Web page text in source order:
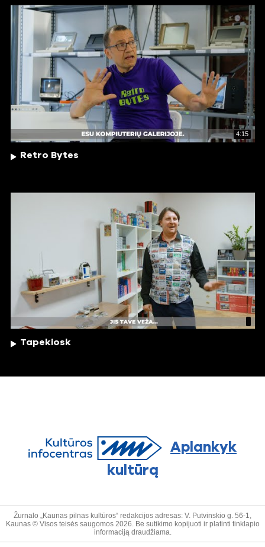
4:15
Retro Bytes
Tapekiosk
Aplankyk
kultūrą
Žurnalo „Kaunas pilnas kultūros“ redakcijos adresas: V. Putvinskio g. 56-1,
Kaunas © Visos teisės saugomos 2026. Be sutikimo kopijuoti ir platinti tinklapio
informaciją draudžiama.